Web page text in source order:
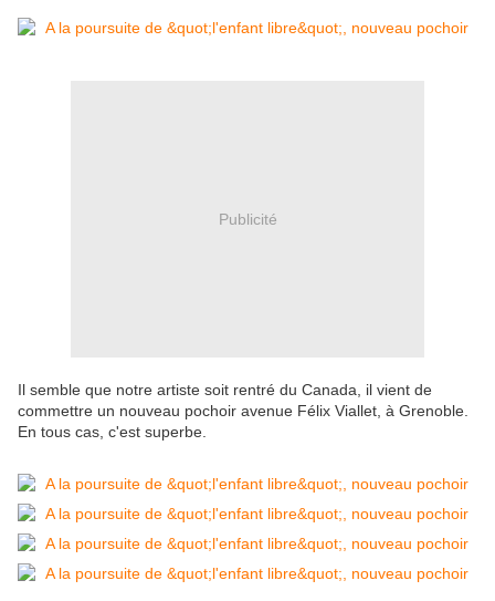
Publicité
Il semble que notre artiste soit rentré du Canada, il vient de
commettre un nouveau pochoir avenue Félix Viallet, à Grenoble.
En tous cas, c'est superbe.